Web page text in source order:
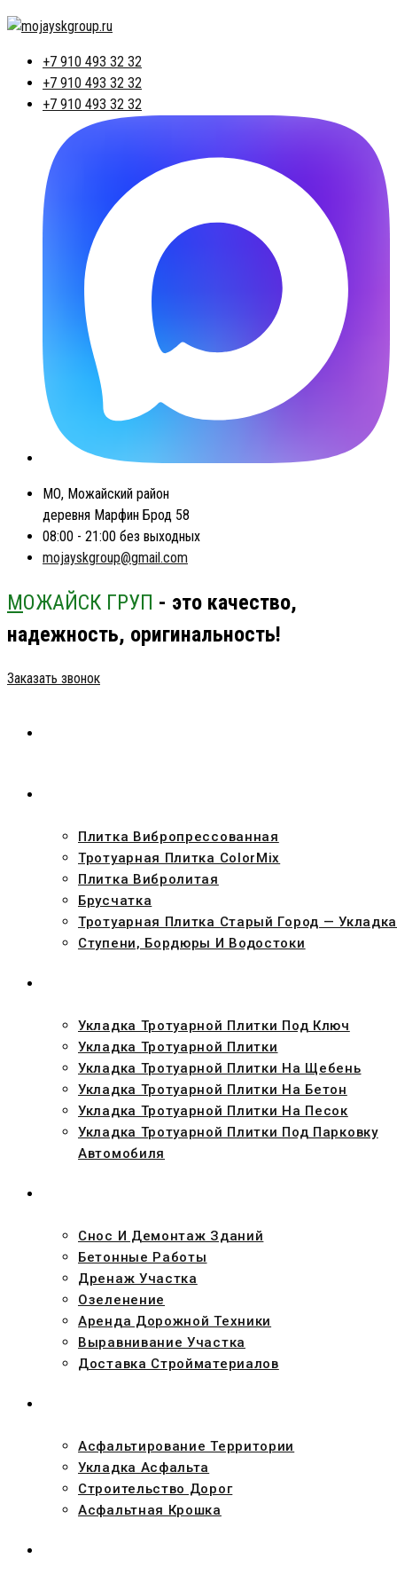
+7 910 493 32 32
+7 910 493 32 32
+7 910 493 32 32
МО, Можайский район
деревня Марфин Брод 58
08:00 - 21:00 без выходных
mojayskgroup@gmail.com
МОЖАЙСК ГРУП - это качество,
надежность, оригинальность!
Заказать звонок
Плитка Вибропрессованная
Тротуарная Плитка ColorMix
Плитка Вибролитая
Брусчатка
Тротуарная Плитка Старый Город — Укладка
Ступени, Бордюры И Водостоки
Укладка Тротуарной Плитки Под Ключ
Укладка Тротуарной Плитки
Укладка Тротуарной Плитки На Щебень
Укладка Тротуарной Плитки На Бетон
Укладка Тротуарной Плитки На Песок
Укладка Тротуарной Плитки Под Парковку
Автомобиля
Снос И Демонтаж Зданий
Бетонные Работы
Дренаж Участка
Озеленение
Аренда Дорожной Техники
Выравнивание Участка
Доставка Стройматериалов
Асфальтирование Территории
Укладка Асфальта
Строительство Дорог
Асфальтная Крошка